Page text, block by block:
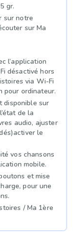
gr.
sur notre
sur Ma
l’application
désactivé hors
via Wi-Fi
pour ordinateur.
disponible sur
de la
audio, ajuster
le
vos chansons
mobile.
et mise
pour une
/ Ma 1ère